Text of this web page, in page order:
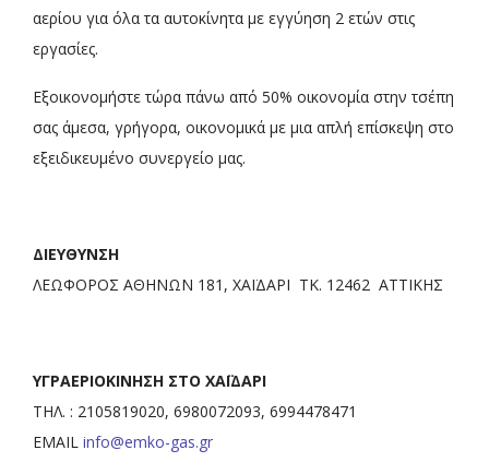
αερίου για όλα τα αυτοκίνητα με εγγύηση 2 ετών στις
εργασίες.
Εξοικονομήστε τώρα πάνω από 50% οικονομία στην τσέπη
σας άμεσα, γρήγορα, οικονομικά με μια απλή επίσκεψη στο
εξειδικευμένο συνεργείο μας.
ΔΙΕΥΘΥΝΣΗ
ΛΕΩΦΟΡΟΣ ΑΘΗΝΩΝ 181, ΧΑΪΔΑΡΙ ΤΚ. 12462 ΑΤΤΙΚΗΣ
ΥΓΡΑΕΡΙΟΚΙΝΗΣΗ ΣΤΟ ΧΑΪΔΑΡΙ
ΤΗΛ. : 2105819020, 6980072093, 6994478471
EMAIL info@emko-gas.gr